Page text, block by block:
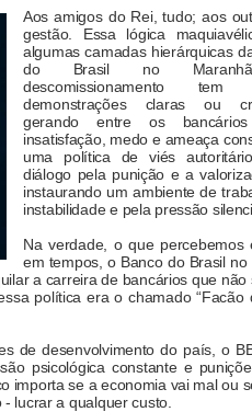
Aos amigos do Rei, tudo; aos
gestão. Essa lógica
algumas camadas hierárquicas
do Brasil no
descomissionamento
demonstrações claras ou
gerando entre os
insatisfação, medo e ameaça
uma política de viés
diálogo pela punição e a
instaurando um ambiente de
instabilidade e pela pressão
Na verdade, o que
em tempos, o Banco do Brasil
a carreira de bancários que
política era o chamado “Facão
de desenvolvimento do país, o
psicológica constante e
importa se a economia vai mal ou
lucrar a qualquer custo.